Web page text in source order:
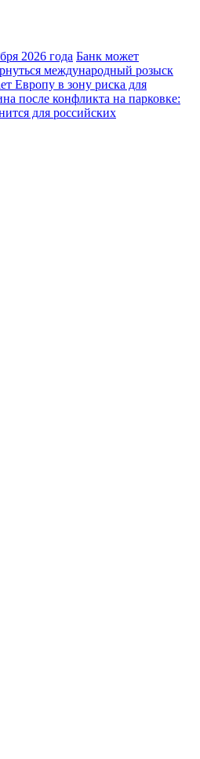
2026 года Банк может
международный розыск
Европу в зону риска для
после конфликта на парковке:
для российских